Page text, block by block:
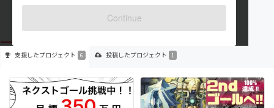
Continue
出身国：日本 出身地：埼玉県
支援したプロジェクト 6 投稿したプロジェクト 1